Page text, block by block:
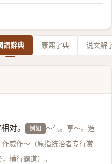
語辭典 康熙字典 说文解
对。 例如 ～气。享～。造
威作～（原指统治者专行赏
横行霸道）。